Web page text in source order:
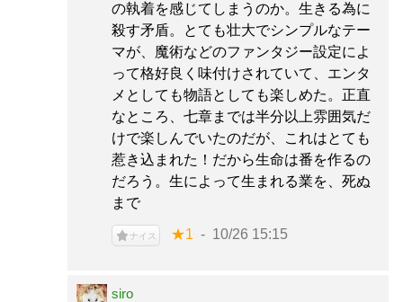
の執着を感じてしまうのか。生きる為に
殺す矛盾。とても壮大でシンプルなテー
マが、魔術などのファンタジー設定によ
って格好良く味付けされていて、エンタ
メとしても物語としても楽しめた。正直
なところ、七章までは半分以上雰囲気だ
けで楽しんでいたのだが、これはとても
惹き込まれた！だから生命は番を作るの
だろう。生によって生まれる業を、死ぬ
まで
ナイス ★1 10/26 15:15
siro